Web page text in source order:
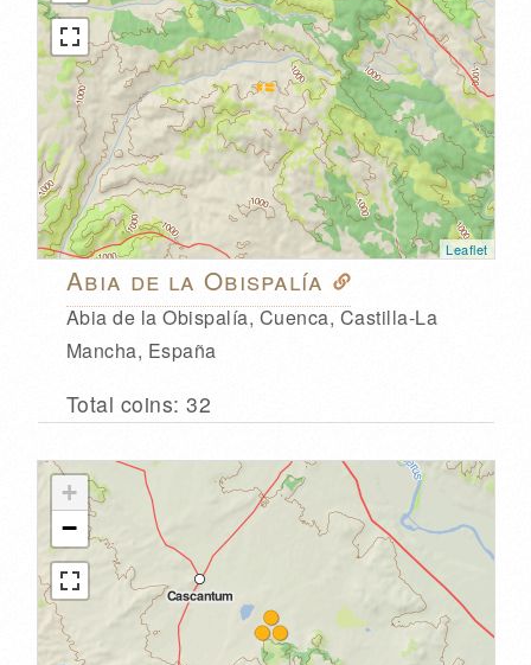
Leaflet
Abia de la Obispalía
Abia de la Obispalía, Cuenca, Castilla-La
Mancha, España
Total coins: 32
+
−